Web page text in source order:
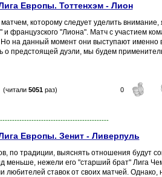
Европы. Тоттенхэм - Лион
которому следует уделить внимание,
и французского "Лиона". Матч с участием
на данный момент они выступают именно
о предстоящей дуэли, мы будем
5051раз) 0
Европы. Зенит - Ливерпуль
по традиции, выяснять отношения будут
меньше, нежели его "старший брат" Лига
любителей ставок от своих матчей. Однако,